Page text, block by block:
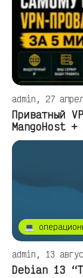
admin, 27
Приватный
MangoHost +
💻
admin, 13
Debian 13